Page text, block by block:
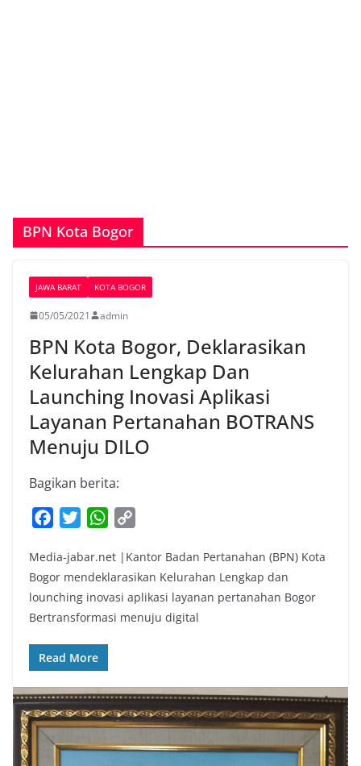
BPN Kota Bogor
JAWA BARAT KOTA BOGOR
05/05/2021 admin
BPN Kota Bogor, Deklarasikan
Kelurahan Lengkap Dan
Launching Inovasi Aplikasi
Layanan Pertanahan BOTRANS
Menuju DILO
Bagikan berita:
c
e
b
o
o
k
i
t
t
e
r
W
a
t
s
A
p
y
L
i
Media-jabar.net |Kantor Badan Pertanahan (BPN) Kota
Bogor mendeklarasikan Kelurahan Lengkap dan
lounching inovasi aplikasi layanan pertanahan Bogor
Bertransformasi menuju digital
Read More